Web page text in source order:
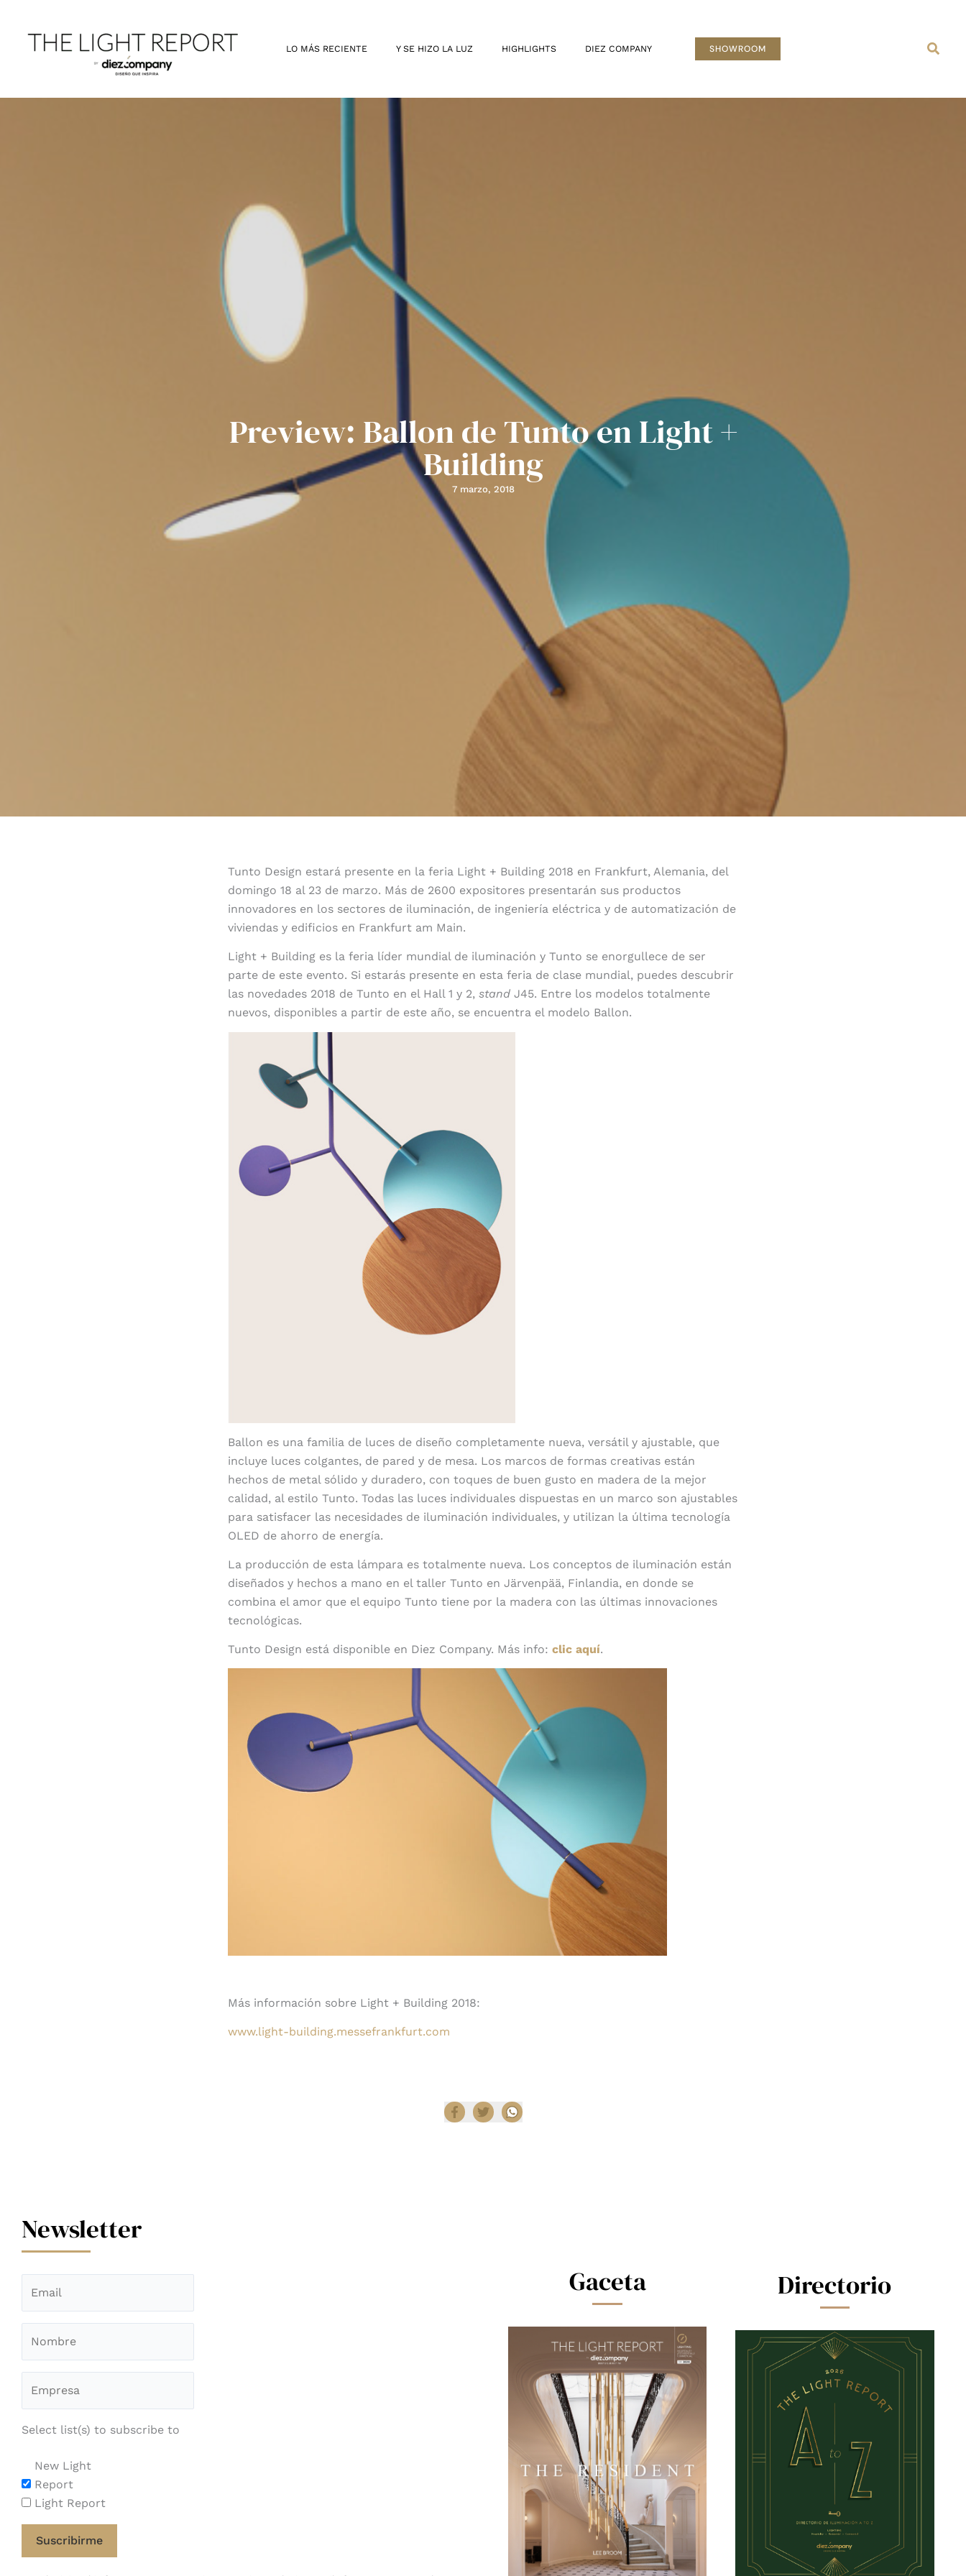
contenido
LO MÁS RECIENTE Y SE HIZO LA LUZ HIGHLIGHTS DIEZ COMPANY SHOWROOM
Preview: Ballon de Tunto en Light +
Building
7 marzo, 2018
Tunto Design estará presente en la feria Light + Building 2018 en Frankfurt, Alemania, del
domingo 18 al 23 de marzo. Más de 2600 expositores presentarán sus productos
innovadores en los sectores de iluminación, de ingeniería eléctrica y de automatización de
viviendas y edificios en Frankfurt am Main.
Light + Building es la feria líder mundial de iluminación y Tunto se enorgullece de ser
parte de este evento. Si estarás presente en esta feria de clase mundial, puedes descubrir
las novedades 2018 de Tunto en el Hall 1 y 2, stand J45. Entre los modelos totalmente
nuevos, disponibles a partir de este año, se encuentra el modelo Ballon.
Ballon es una familia de luces de diseño completamente nueva, versátil y ajustable, que
incluye luces colgantes, de pared y de mesa. Los marcos de formas creativas están
hechos de metal sólido y duradero, con toques de buen gusto en madera de la mejor
calidad, al estilo Tunto. Todas las luces individuales dispuestas en un marco son ajustables
para satisfacer las necesidades de iluminación individuales, y utilizan la última tecnología
OLED de ahorro de energía.
La producción de esta lámpara es totalmente nueva. Los conceptos de iluminación están
diseñados y hechos a mano en el taller Tunto en Järvenpää, Finlandia, en donde se
combina el amor que el equipo Tunto tiene por la madera con las últimas innovaciones
tecnológicas.
Tunto Design está disponible en Diez Company. Más info: clic aquí.
Más información sobre Light + Building 2018:
www.light-building.messefrankfurt.com
Newsletter
Select list(s) to subscribe to
New Light
Report
Light Report
Gaceta Directorio